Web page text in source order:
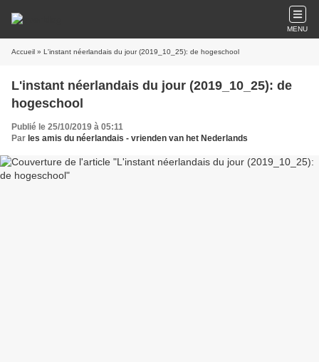
MENU
Accueil » L'instant néerlandais du jour (2019_10_25): de hogeschool
L'instant néerlandais du jour (2019_10_25): de
hogeschool
Publié le 25/10/2019 à 05:11
Par les amis du néerlandais - vrienden van het Nederlands